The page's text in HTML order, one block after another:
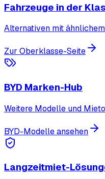
Fahrzeuge in der
Alternativen mit
Zur Oberklasse-Seite
BYD Marken-Hub
Weitere Modelle und
BYD-Modelle ansehen
Langzeitmiet-